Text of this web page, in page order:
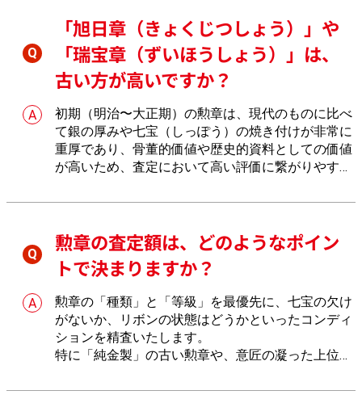
て揃えてお持ちください。
「旭日章（きょくじつしょう）」や
「瑞宝章（ずいほうしょう）」は、
古い方が高いですか？
初期（明治〜大正期）の勲章は、現代のものに比べ
て銀の厚みや七宝（しっぽう）の焼き付けが非常に
重厚であり、骨董的価値や歴史的資料としての価値
が高いため、査定において高い評価に繋がりやすい
当時の職人が手間を惜しまず作り上げた逸品は、国
らやでは、製造年代による細かな仕様の違いやコン
ディションを丁寧に見極め、市場相場に基づいた最
大限の評価額をご提示させていただきます。
勲章の査定額は、どのようなポイン
トで決まりますか？
勲章の「種類」と「等級」を最優先に、七宝の欠け
がないか、リボンの状態はどうかといったコンディ
ションを精査いたします。
特に「純金製」の古い勲章や、意匠の凝った上位等
最高水準の査定が可能になるメリットがございま